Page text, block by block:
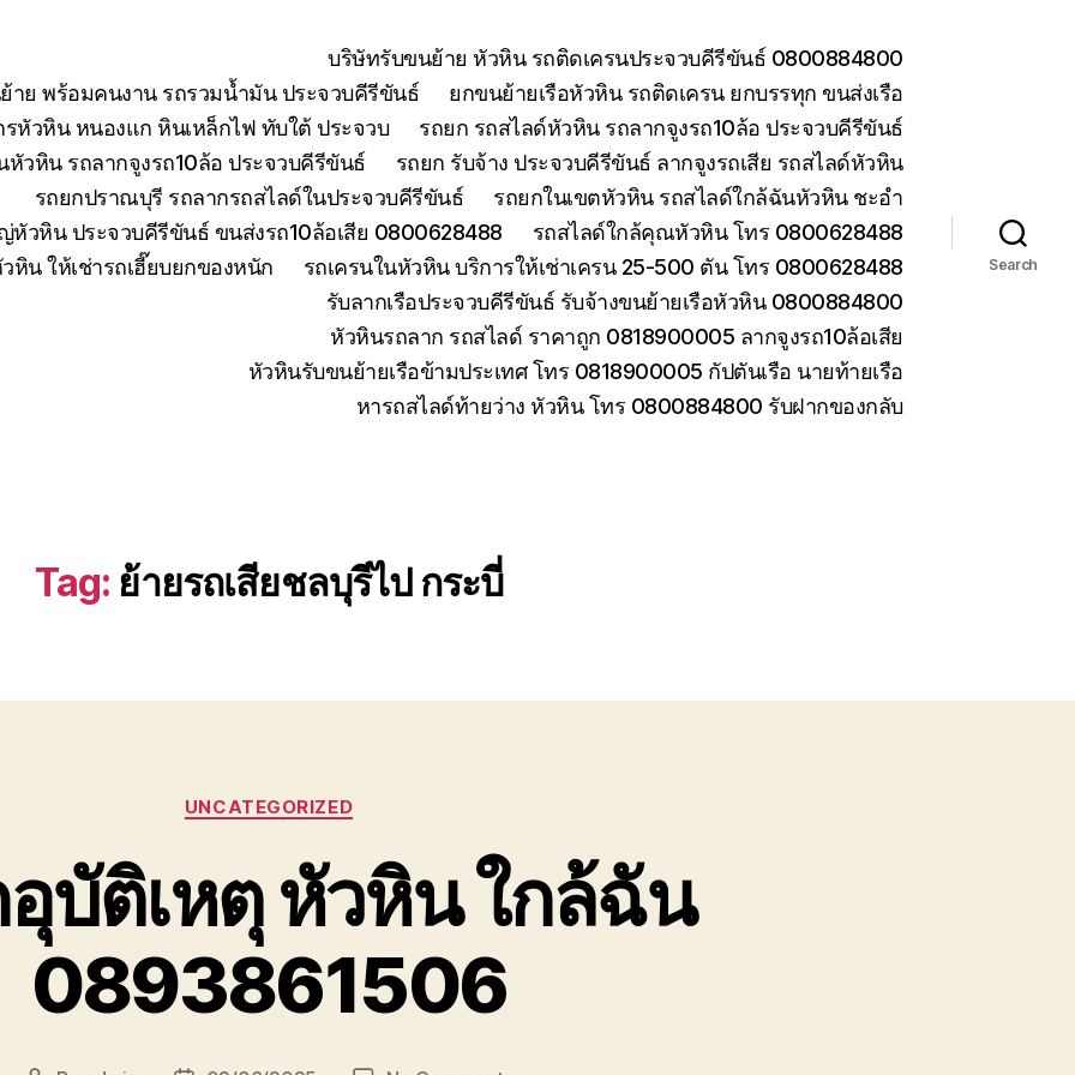
บริษัทรับขนย้าย หัวหิน รถติดเครนประจวบคีรีขันธ์ 0800884800
าย พร้อมคนงาน รถรวมน้ำมัน ประจวบคีรีขันธ์
ยกขนย้ายเรือหัวหิน รถติดเครน ยกบรรทุก ขนส่งเรือ
รหัวหิน หนองแก หินเหล็กไฟ ทับใต้ ประจวบ
รถยก รถสไลด์หัวหิน รถลากจูงรถ10ล้อ ประจวบคีรีขันธ์
หัวหิน รถลากจูงรถ10ล้อ ประจวบคีรีขันธ์
รถยก รับจ้าง ประจวบคีรีขันธ์ ลากจูงรถเสีย รถสไลด์หัวหิน
รถยกปราณบุรี รถลากรถสไลด์ในประจวบคีรีขันธ์
รถยกในเขตหัวหิน รถสไลด์ใกล้ฉันหัวหิน ชะอำ
หัวหิน ประจวบคีรีขันธ์ ขนส่งรถ10ล้อเสีย 0800628488
รถสไลด์ใกล้คุณหัวหิน โทร 0800628488
หิน ให้เช่ารถเฮี๊ยบยกของหนัก
รถเครนในหัวหิน บริการให้เช่าเครน 25-500 ตัน โทร 0800628488
รับลากเรือประจวบคีรีขันธ์ รับจ้างขนย้ายเรือหัวหิน 0800884800
หัวหินรถลาก รถสไลด์ ราคาถูก 0818900005 ลากจูงรถ10ล้อเสีย
หัวหินรับขนย้ายเรือข้ามประเทศ โทร 0818900005 กัปตันเรือ นายท้ายเรือ
หารถสไลด์ท้ายว่าง หัวหิน โทร 0800884800 รับฝากของกลับ
Search
Tag: ย้ายรถเสียชลบุรีไป กระบี่
Categories
UNCATEGORIZED
บัติเหตุ หัวหิน ใกล้ฉัน
0893861506